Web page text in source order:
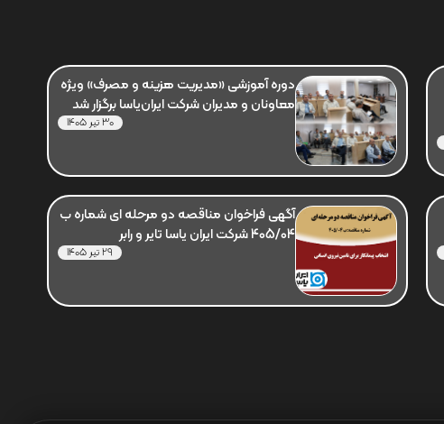
دوره آموزشی «مدیریت هزینه و مصرف» ویژه
معاونان و مدیران شرکت ایران‌یاسا برگزار شد
30 تیر 1405
آگهی فراخوان مناقصه دو مرحله ای شماره ب
405/04 شرکت ایران یاسا تایر و رابر
29 تیر 1405